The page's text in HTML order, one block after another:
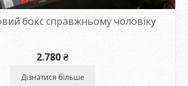
бокс справжньому чоловіку
2.780₴
Дізнатися більше